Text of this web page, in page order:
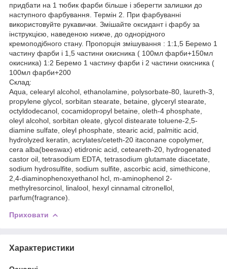
придбати на 1 тюбик фарби більше і зберегти залишки до
наступного фарбування. Термін 2. При фарбуванні
використовуйте рукавички. Змішайте оксидант і фарбу за
інструкцією, наведеною нижче, до однорідного
кремоподібного стану. Пропорція змішування : 1:1,5 Беремо 1
частину фарби і 1,5 частини окисника ( 100мл фарби+150мл
окисника) 1:2 Беремо 1 частину фарби і 2 частини окисника (
100мл фарби+200
Склад:
Aqua, celearyl alcohol, ethanolamine, polysorbate-80, laureth-3,
propylene glycol, sorbitan stearate, betaine, glyceryl stearate,
octyldodecanol, cocamidopropyl betaine, oleth-4 phosphate,
oleyl alcohol, sorbitan oleate, glycol distearate toluene-2,5-
diamine sulfate, oleyl phosphate, stearic acid, palmitic acid,
hydrolyzed keratin, acrylates/ceteth-20 itaconane copolymer,
cera alba(beeswax) etidronic acid, ceteareth-20, hydrogenated
castor oil, tetrasodium EDTA, tetrasodium glutamate diacetate,
sodium hydrosulfite, sodium sulfite, ascorbic acid, simethicone,
2,4-diaminophenoxyethanol hcl, m-aminophenol 2-
methylresorcinol, linalool, hexyl cinnamal citronellol,
parfum(fragrance).
Приховати
Характеристики